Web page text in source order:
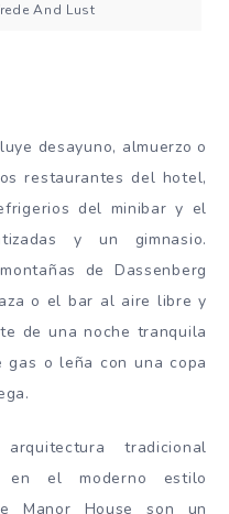
And Lust
desayuno, almuerzo o
restaurantes del hotel,
del minibar y el
y un gimnasio.
de Dassenberg
o el bar al aire libre y
de una noche tranquila
gas o leña con una copa
tradicional
en el moderno estilo
Manor House son un